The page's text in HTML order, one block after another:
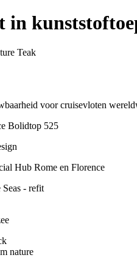
in
voor cruisevloten
Hub Rome en Florence